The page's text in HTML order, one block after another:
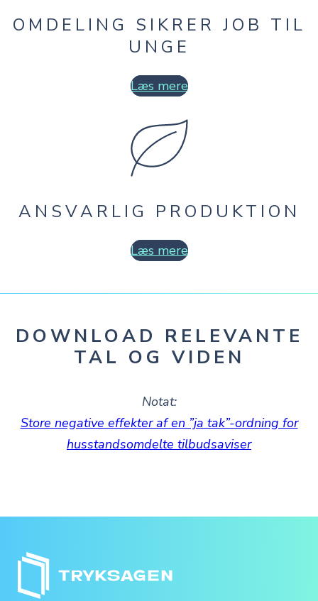
OMDELING SIKRER JOB TIL
UNGE
Læs mere
ANSVARLIG PRODUKTION
Læs mere
DOWNLOAD RELEVANTE
TAL OG VIDEN
Notat:
Store negative effekter af en ”ja tak”-ordning for
husstandsomdelte tilbudsaviser